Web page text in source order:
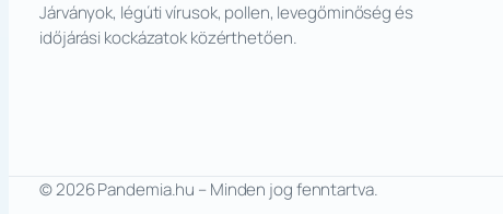
Járványok, légúti vírusok, pollen, levegőminőség és
időjárási kockázatok közérthetően.
© 2026 Pandemia.hu – Minden jog fenntartva.